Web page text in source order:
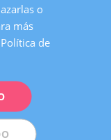
más de 3.000
año.
III que atiende
o
más
de